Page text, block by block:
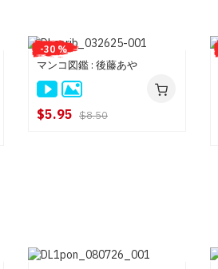
-30 %
マンコ図鑑 : 後藤あや
$5.95 $8.50